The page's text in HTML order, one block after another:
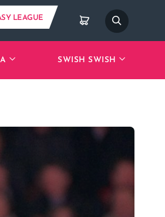
LEAGUE
SWISH SWISH